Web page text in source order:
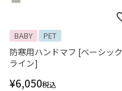
BABY PET
防寒用ハンドマフ [ベーシック
ライン]
¥6,050税込